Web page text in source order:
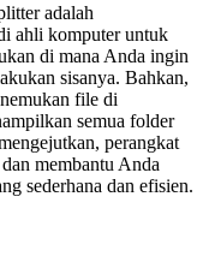
adalah
ahli komputer untuk
di mana Anda ingin
sisanya. Bahkan,
file di
semua folder
perangkat
membantu Anda
sederhana dan efisien.